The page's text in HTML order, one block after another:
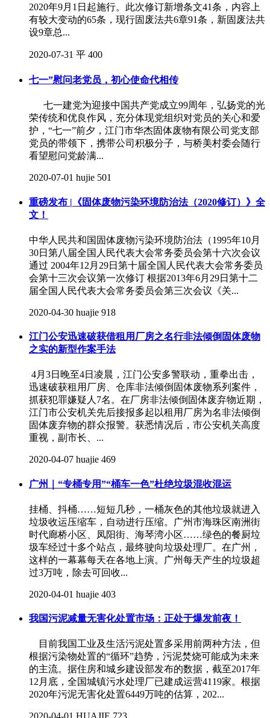
2020年9月1日起施行。此次修订新增条文41条，内容上
有较大变动的65条，现行固废法共6章91条，新固废法共
设9章总...
2020-07-31 平 400
七一”慰问老党员，初心使命代相传
七一建党为迎接中国共产党成立99周年，弘扬党的光
荣传统和优良作风，充分体现党组织对党员的关心和爱
护，“七一”前夕，江门市华杰固体废物有限公司党支部
党员的带领下，携带公司积极分子，与桥美村委会随行
看望慰问党龄满...
2020-07-01 hujie 501
重磅发布 |《固体废物污染环境防治法（2020修订）》全
文！
中华人民共和国固体废物污染环境防治法（1995年10月
30日第八届全国人民代表大会常务委员会第十六次会议
通过 2004年12月29日第十届全国人民代表大会常务委员
会第十三次会议第一次修订 根据2013年6月29日第十二
届全国人民代表大会常务委员会第三次会议《关...
2020-04-30 huajie 918
江门公安迅速破获借租用厂房之名行非法倾倒固体废物
之实的新型作案手法
4月3日晚至4日凌晨，江门公安多警联动，重拳出击，
迅速破获租用厂房、仓库非法倾倒固体废物系列案件，
抓获犯罪嫌疑人7名。在厂房非法倾倒固体废弃物近期，
江门市公安机关先后接报多起以租用厂房为名非法倾倒
固体废弃物的群众报警。获悉情况后，市公安机关高度
重视，副市长、...
2020-04-07 huajie 469
广州｜“专桶专用”“桶车一色”杜绝垃圾混收混运
挂桶、抖桶……短短几秒，一桶灰色的其他垃圾就进入
垃圾收运压缩车，自动进行压缩。广州市海珠区南洲街
时代廊桥小区、凤阳街、海琴湾小区……绿色的餐厨垃
圾车经过十多个站点，最终驶向垃圾处理厂。在广州，
这样的一幕幕每天在各地上演。广州每天产生的垃圾超
过3万吨，除去可回收...
2020-04-01 huajie 403
我国污泥减量无害化处置市场：正处于爆发前夜！
目前我国工业及生活污泥处置多采用前两种方法，但
根据污染物处置的“循环”趋势，污泥焚烧可能成为未来
的主流。据住房和城乡建设部发布的数据，截至2017年
12月底，全国城镇污水处理厂已建成运营4119家。根据
2020年污泥无害化处置6449万吨的估算，202...